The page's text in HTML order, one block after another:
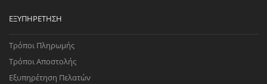
ΕΞΥΠΗΡΈΤΗΣΗ
Τρόποι Πληρωμής
Τρόποι Αποστολής
Εξυπηρέτηση Πελατών